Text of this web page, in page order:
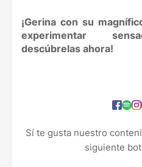
¡Gerina con su
experimentar
descúbrelas ahora!
Sí te gusta nuestro
siguiente